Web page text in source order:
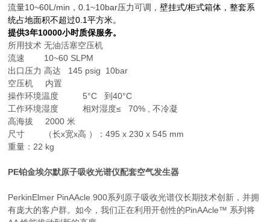
流量10~60L/min，0.1~10bar压力可调，壁挂式/柜式箱体，整套系
统占地面积不超过0.1平方米。
提供3年10000小时质保服务。
所用技术 无油活塞空压机
流速 10~60 SLPM
出口压力 高达 145 psig 10bar
空压机 内置
操作环境温度 5°C 到40°C
工作环境湿度 相对湿度≤ 70% , 不冷凝
高海拔 2000 米
尺寸 （长x宽x高 ）：495 x 230 x 545 mm
重量：22 kg
PE铂金埃尔默原子吸收光谱仪配套空气发生器
PerkinElmer PinAAcle 900系列原子吸收光谱仪长期技术创新，并拥
有庞大的客户群。如今，我们正在利用开创性的PinAAcle™ 系列将